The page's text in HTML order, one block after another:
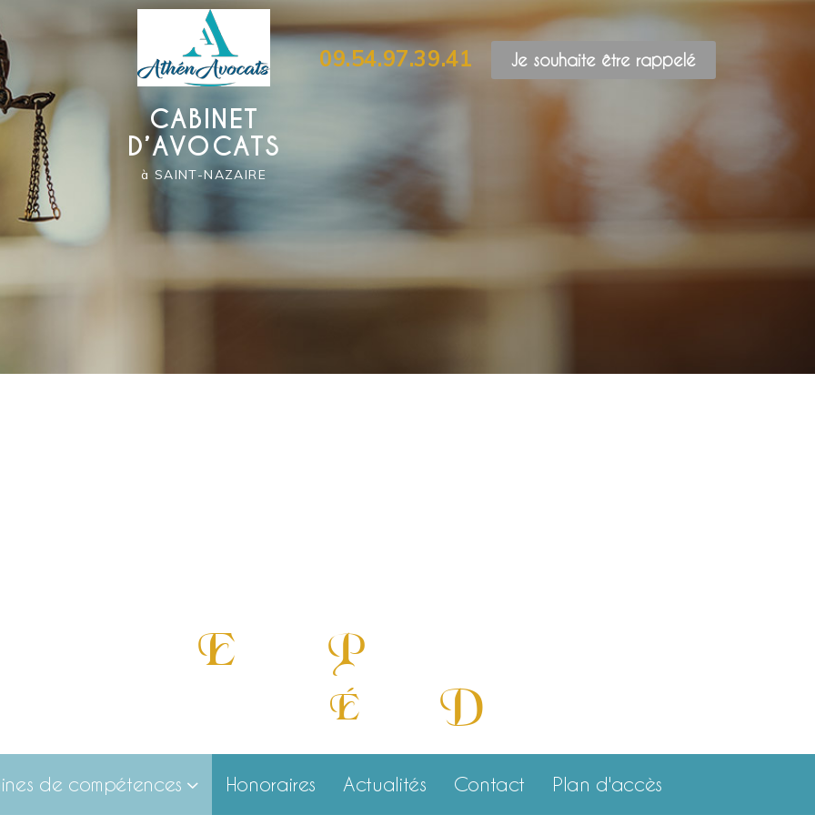
CABINET
D’AVOCATS
à SAINT-NAZAIRE
09.54.97.39.41 Je souhaite être rappelé
E xcellence,Pugnacité,
É coute etD
de compétences Honoraires Actualités Contact Plan d'accès